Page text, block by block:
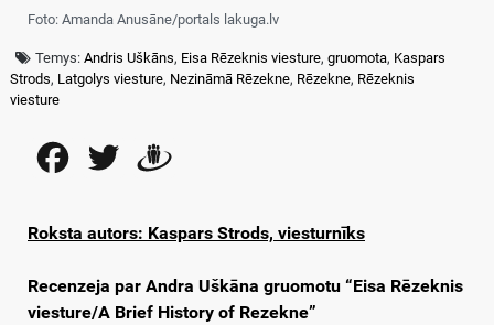
Foto: Amanda Anusāne/portals lakuga.lv
Temys:Andris Uškāns, Eisa Rēzeknis viesture,gruomota, Kaspars
Strods, Latgolys viesture, Nezināmā Rēzekne, Rēzekne, Rēzeknis
viesture
FacebookTwitter
Roksta autors: Kaspars Strods, viesturnīks
Recenzeja par Andra Uškāna gruomotu “Eisa Rēzeknis
viesture/A Brief History of Rezekne”